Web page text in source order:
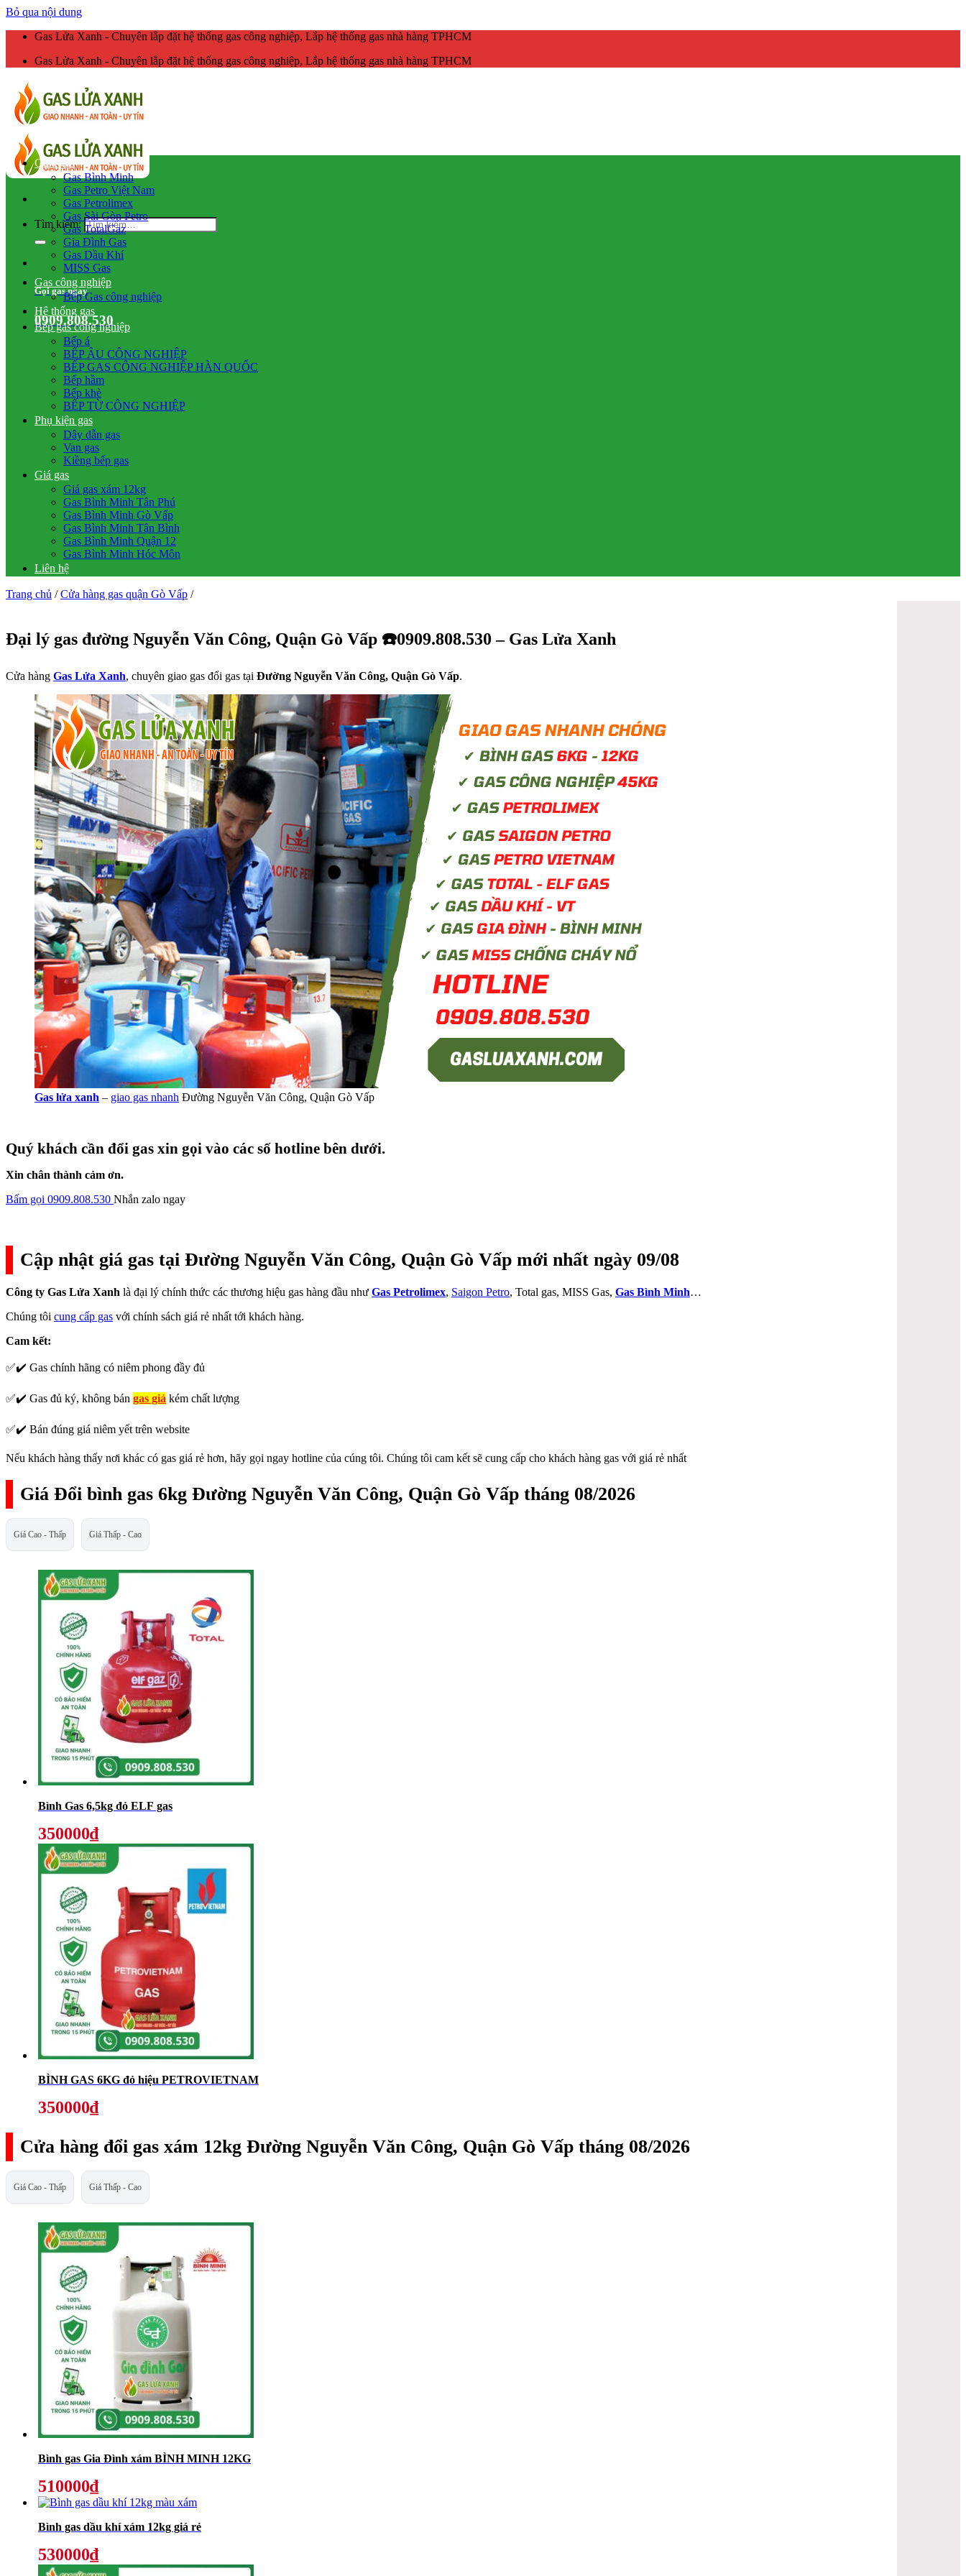
Bỏ qua nội dung
Gas Lửa Xanh - Chuyên lắp đặt hệ thống gas công nghiệp, Lắp hệ thống gas nhà hàng TPHCM
Gas Lửa Xanh - Chuyên lắp đặt hệ thống gas công nghiệp, Lắp hệ thống gas nhà hàng TPHCM
Tìm kiếm:
Gọi gas ngay
0909.808.530
Giao gas
Gas Bình Minh
Gas Petro Việt Nam
Gas Petrolimex
Gas Sài Gòn Petro
Gas TotalGaz
Gia Đình Gas
Gas Dầu Khí
MISS Gas
Gas công nghiệp
Bếp Gas công nghiệp
Hệ thống gas
Bếp gas công nghiệp
Bếp á
BẾP ÂU CÔNG NGHIỆP
BẾP GAS CÔNG NGHIỆP HÀN QUỐC
Bếp hầm
Bếp khè
BẾP TỪ CÔNG NGHIỆP
Phụ kiện gas
Dây dẫn gas
Van gas
Kiềng bếp gas
Giá gas
Giá gas xám 12kg
Gas Bình Minh Tân Phú
Gas Bình Minh Gò Vấp
Gas Bình Minh Tân Bình
Gas Bình Minh Quận 12
Gas Bình Minh Hóc Môn
Liên hệ
Trang chủ / Cửa hàng gas quận Gò Vấp /
Đại lý gas đường Nguyễn Văn Công, Quận Gò Vấp ☎️0909.808.530 – Gas Lửa Xanh
Cửa hàng Gas Lửa Xanh, chuyên giao gas đổi gas tại Đường Nguyễn Văn Công, Quận Gò Vấp.
Gas lửa xanh – giao gas nhanh Đường Nguyễn Văn Công, Quận Gò Vấp
Quý khách cần đổi gas xin gọi vào các số hotline bên dưới.
Xin chân thành cảm ơn.
Bấm gọi 0909.808.530 Nhắn zalo ngay
Cập nhật giá gas tại Đường Nguyễn Văn Công, Quận Gò Vấp mới nhất ngày 09/08
Công ty Gas Lửa Xanh là đại lý chính thức các thương hiệu gas hàng đầu như Gas Petrolimex, Saigon Petro, Total gas, MISS Gas, Gas Bình Minh…
Chúng tôi cung cấp gas với chính sách giá rẻ nhất tới khách hàng.
Cam kết:
✅✔️ Gas chính hãng có niêm phong đầy đủ
✅✔️ Gas đủ ký, không bán gas giả kém chất lượng
✅✔️ Bán đúng giá niêm yết trên website
Nếu khách hàng thấy nơi khác có gas giá rẻ hơn, hãy gọi ngay hotline của cúng tôi. Chúng tôi cam kết sẽ cung cấp cho khách hàng gas với giá rẻ nhất
Giá Đổi bình gas 6kg Đường Nguyễn Văn Công, Quận Gò Vấp tháng 08/2026
Giá Cao - Thấp Giá Thấp - Cao
Bình Gas 6,5kg đỏ ELF gas
350000₫
BÌNH GAS 6KG đỏ hiệu PETROVIETNAM
350000₫
Cửa hàng đổi gas xám 12kg Đường Nguyễn Văn Công, Quận Gò Vấp tháng 08/2026
Giá Cao - Thấp Giá Thấp - Cao
Bình gas Gia Đình xám BÌNH MINH 12KG
510000₫
Bình gas dầu khí xám 12kg giá rẻ
530000₫